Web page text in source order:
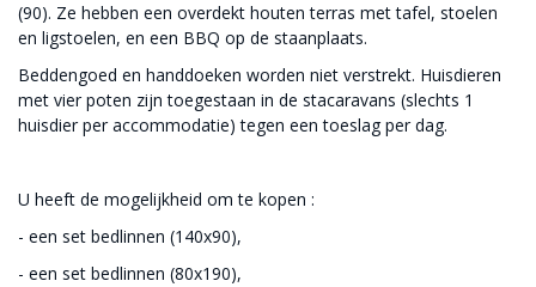
(90). Ze hebben een overdekt houten terras met tafel, stoelen
en ligstoelen, en een BBQ op de staanplaats.
Beddengoed en handdoeken worden niet verstrekt. Huisdieren
met vier poten zijn toegestaan in de stacaravans (slechts 1
huisdier per accommodatie) tegen een toeslag per dag.
U heeft de mogelijkheid om te kopen :
- een set bedlinnen (140x90),
- een set bedlinnen (80x190),